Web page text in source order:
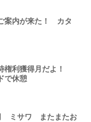
案内が来た！ カタ
権利獲得月だよ！
で休憩
ミサワ またまたお